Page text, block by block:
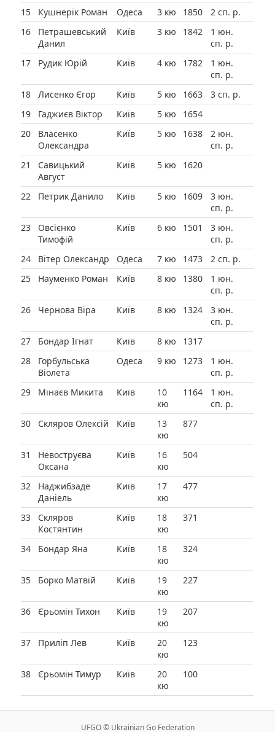
15 Кушнерік Роман Одеса 3 кю 1850
2 сп. р.
16
Петрашевський
Данил
Київ 3 кю 1842
1 юн.
сп. р.
17
Рудик Юрій Київ 4 кю 1782
1 юн.
сп. р.
18
Лисенко Єгор Київ 5 кю 1663
3 сп. р.
19
Гаджиєв Віктор Київ 5 кю
1654
20
Власенко
Олександра
Київ 5 кю 1638
2 юн.
сп. р.
21
Савицький
Август
Київ 5 кю 1620
22 Петрик Данило Київ 5 кю 1609
3 юн.
сп. р.
23
Овсієнко
Тимофій
Київ 6 кю 1501
3 юн.
сп. р.
24
Вітер Олександр Одеса 7 кю 1473
2 сп. р.
25
Науменко Роман Київ 8 кю 1380
1 юн.
сп. р.
26
Чернова Віра Київ 8 кю 1324
3 юн.
сп. р.
27
Бондар Ігнат Київ 8 кю
1317
28
Горбульська
Віолета
Одеса 9 кю 1273
1 юн.
сп. р.
29
Мінаєв Микита Київ
10
кю
1164
1 юн.
сп. р.
30
Скляров Олексій Київ
13
кю
877
31
Невоструєва
Оксана
Київ
16
кю
504
32
Наджибзаде
Даніель
Київ
17
кю
477
33
Скляров
Костянтин
Київ
18
кю
371
34 Бондар Яна Київ
18
кю
324
35 Борко Матвій Київ
19
кю
227
36 Єрьомін Тихон Київ
19
кю
207
37 Приліп Лев Київ
20
кю
123
38 Єрьомін Тимур Київ
20
кю
100
UFGO © Ukrainian Go Federation